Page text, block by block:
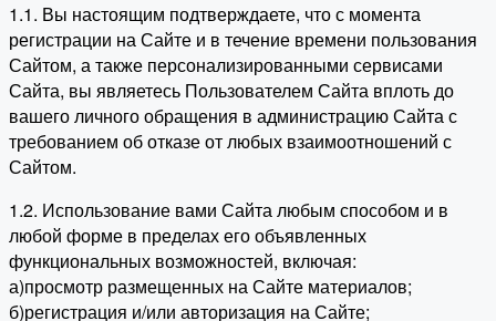
1.1. Вы настоящим подтверждаете, что с момента
регистрации на Сайте и в течение времени пользования
Сайтом, а также персонализированными сервисами
Сайта, вы являетесь Пользователем Сайта вплоть до
вашего личного обращения в администрацию Сайта с
требованием об отказе от любых взаимоотношений с
Сайтом.
1.2. Использование вами Сайта любым способом и в
любой форме в пределах его объявленных
функциональных возможностей, включая:
а)просмотр размещенных на Сайте материалов;
б)регистрация и/или авторизация на Сайте;